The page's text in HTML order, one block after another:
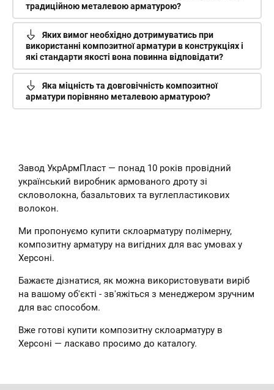
традиційною металевою арматурою?
Яких вимог необхідно дотримуватись при
використанні композитної арматури в конструкціях і
які стандарти якості вона повинна відповідати?
Яка міцність та довговічність композитної
арматури порівняно металевою арматурою?
Завод УкрАрмПласт — понад 10 років провідний
український виробник армованого дроту зі
скловолокна, базальтових та вуглепластикових
волокон.
Ми пропонуємо купити склоарматуру полімерну,
композитну арматуру на вигідних для вас умовах у
Херсоні.
Бажаєте дізнатися, як можна використовувати виріб
на вашому об'єкті - зв'яжіться з менеджером зручним
для вас способом.
Вже готові купити композитну склоарматуру в
Херсоні — ласкаво просимо до каталогу.